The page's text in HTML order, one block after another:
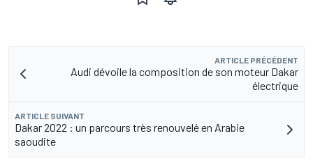
ARTICLE PRÉCÉDENT
Audi dévoile la composition de son moteur Dakar
électrique
ARTICLE SUIVANT
Dakar 2022 : un parcours très renouvelé en Arabie
saoudite